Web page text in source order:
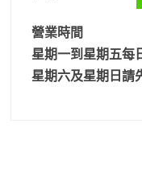
營業時間
星期一到星期五每
星期六及星期日請